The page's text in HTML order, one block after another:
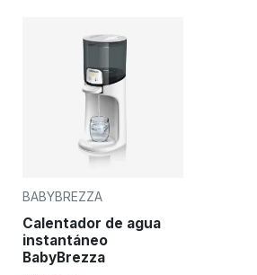
BABYBREZZA
Calentador de agua
instantáneo
BabyBrezza